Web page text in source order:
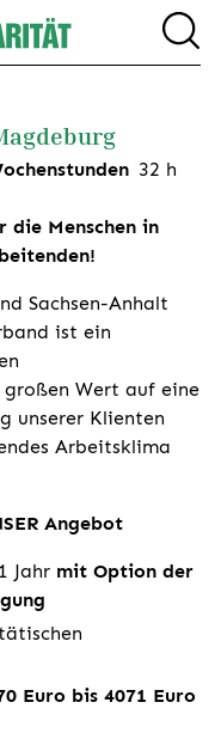
32 h
die Menschen in
Sachsen-Anhalt
ist ein
Wert auf eine
unserer Klienten
Arbeitsklima
Angebot
Jahrmit Option der
Euro bis 4071 Euro